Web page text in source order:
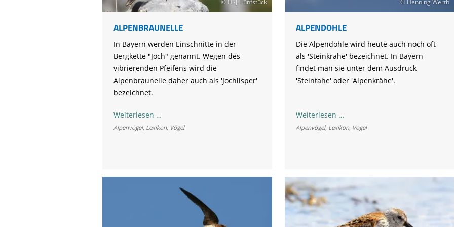
bestellen
Biologische Vielfalt
Naturverträgliche Energiewende
Flächenversiegelung
Wald und Forstwirtschaft
Moorschutz ist Klimaschutz
Jagd in Bayern
Sichere Stromleitungen
Fischerei
Life-Natur-Projekte
Life-Projekt Keiljungfer
Life-Projekt Kalktuffquellen
Life-Projekt Rohrdommel
Auffangstation
International
Burkina Faso
Vogelmord
Wiesenweihen schützen
Weißstorch-Horstbetreuer*in
FAQs Unternehmenskooperation
Vogelbeobachtung
© H.-J. Fünfstück
ALPENBRAUNELLE
In Bayern werden Einschnitte in der
Bergkette "Joch" genannt. Wegen des
vibrierenden Pfeifens wird die
Alpenbraunelle daher auch als 'Jochlisper'
bezeichnet.
Weiterlesen …Alpenbraunelle
Alpenvögel, Lexikon, Vögel
© Henning Werth
ALPENDOHLE
Die Alpendohle wird heute auch noch oft
als 'Steinkrähe' bezeichnet. In Bayern
findet man sie unter dem Ausdruck
'Steintahe' oder 'Alpenkrähe'.
Weiterlesen …Alpendohle
Alpenvögel, Lexikon, Vögel